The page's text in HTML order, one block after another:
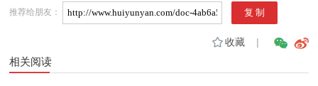
推荐给朋友：
收藏|
相关阅读